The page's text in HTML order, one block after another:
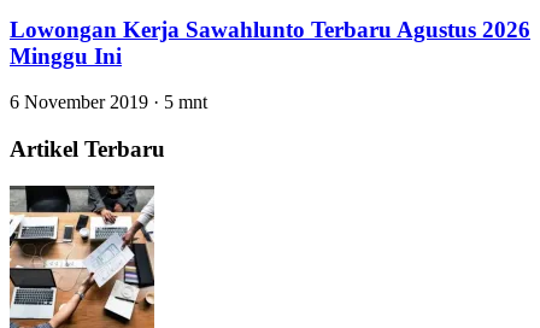
Lowongan Kerja Sawahlunto Terbaru Agustus 2026
Minggu Ini
6 November 2019 · 5 mnt
Artikel Terbaru